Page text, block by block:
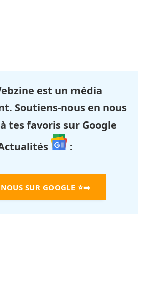
est un média
Soutiens-nous en nous
tes favoris sur Google
:
SUR GOOGLE ⭐➡️